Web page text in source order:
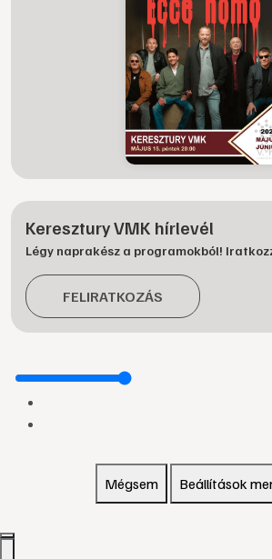
Keresztury VMK hírlevél
Légy naprakész a programokból!
FELIRATKOZÁS
Mégsem Beállítások